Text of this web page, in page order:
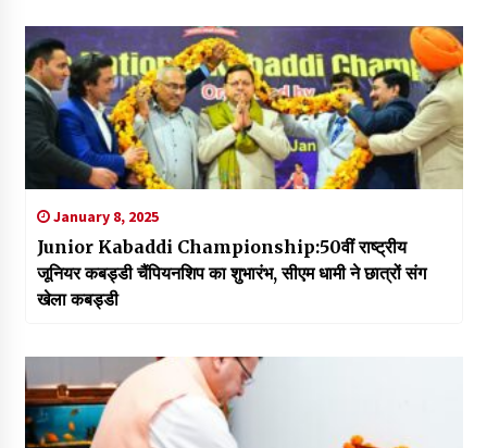
January 8, 2025
Junior Kabaddi Championship:50वीं राष्ट्रीय
जूनियर कबड्डी चैंपियनशिप का शुभारंभ, सीएम धामी ने छात्रों संग
खेला कबड्डी